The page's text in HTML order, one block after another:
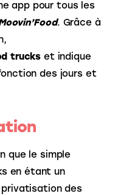
app pour tous les
. Grâce à
trucks et indique
des jours et
que le simple
en étant un
des